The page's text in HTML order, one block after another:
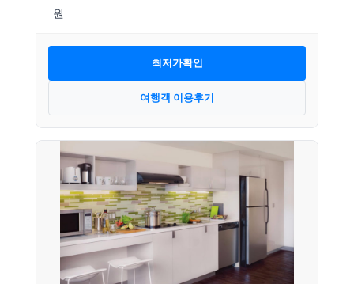
최저가확인
여행객 이용후기